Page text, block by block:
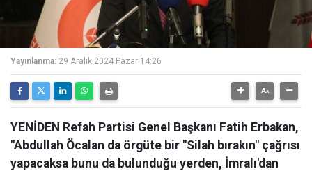
Yayınlanma: 29 Aralık 2024 Pazar 14:26
YENİDEN Refah Partisi Genel Başkanı Fatih Erbakan,
"Abdullah Öcalan da örgüte bir "Silah bırakın" çağrısı
yapacaksa bunu da bulunduğu yerden, İmralı'dan